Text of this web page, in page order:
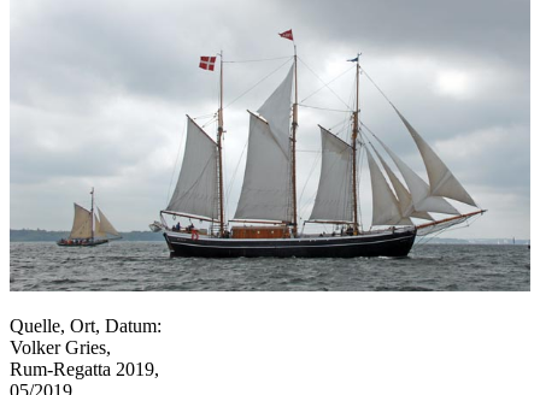
Quelle, Ort, Datum:
Volker Gries,
Rum-Regatta 2019,
05/2019